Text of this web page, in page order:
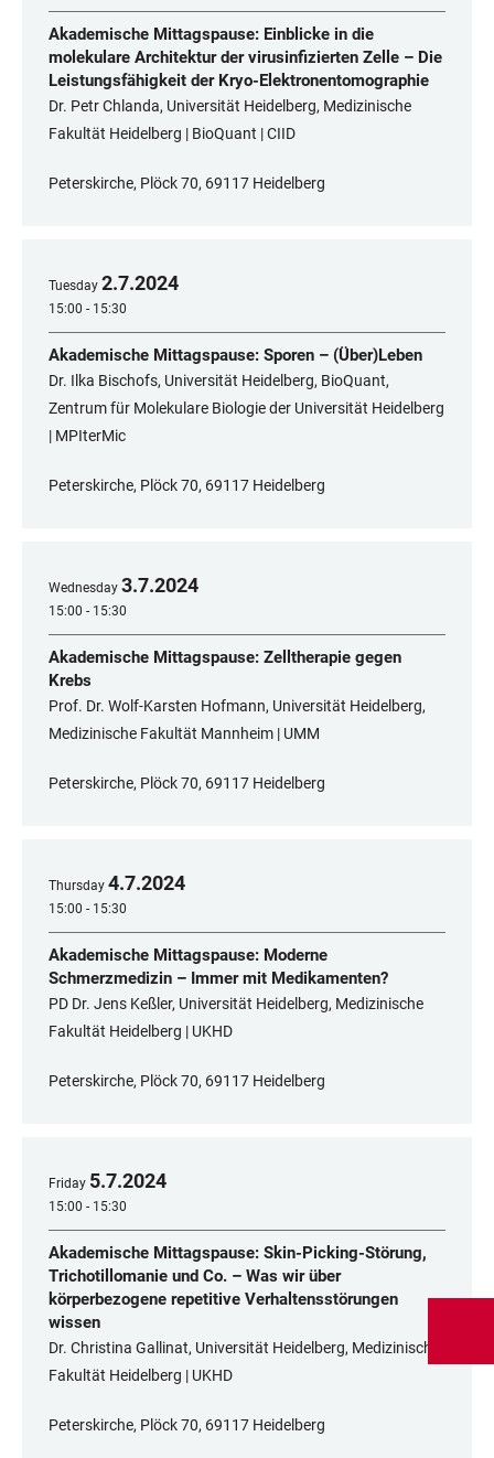
Akademische Mittagspause: Einblicke in die
molekulare Architektur der virusinfizierten Zelle – Die
Leistungsfähigkeit der Kryo-Elektronentomographie
Dr. Petr Chlanda, Universität Heidelberg, Medizinische
Fakultät Heidelberg | BioQuant | CIID
Peterskirche, Plöck 70, 69117 Heidelberg
Tuesday 2.7.2024
15:00 - 15:30
Akademische Mittagspause: Sporen – (Über)Leben
Dr. Ilka Bischofs, Universität Heidelberg, BioQuant,
Zentrum für Molekulare Biologie der Universität Heidelberg
| MPIterMic
Peterskirche, Plöck 70, 69117 Heidelberg
Wednesday 3.7.2024
15:00 - 15:30
Akademische Mittagspause: Zelltherapie gegen
Krebs
Prof. Dr. Wolf-Karsten Hofmann, Universität Heidelberg,
Medizinische Fakultät Mannheim | UMM
Peterskirche, Plöck 70, 69117 Heidelberg
Thursday 4.7.2024
15:00 - 15:30
Akademische Mittagspause: Moderne
Schmerzmedizin – Immer mit Medikamenten?
PD Dr. Jens Keßler, Universität Heidelberg, Medizinische
Fakultät Heidelberg | UKHD
Peterskirche, Plöck 70, 69117 Heidelberg
Friday 5.7.2024
15:00 - 15:30
Akademische Mittagspause: Skin-Picking-Störung,
Trichotillomanie und Co. – Was wir über
körperbezogene repetitive Verhaltensstörungen
wissen
Dr. Christina Gallinat, Universität Heidelberg, Medizinische
Fakultät Heidelberg | UKHD
Peterskirche, Plöck 70, 69117 Heidelberg